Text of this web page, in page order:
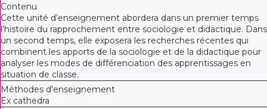
Contenu
Cette unité d’enseignement abordera dans un premier temps
l’histoire du rapprochement entre sociologie et didactique. Dans
un second temps, elle exposera les recherches récentes qui
combinent les apports de la sociologie et de la didactique pour
analyser les modes de différenciation des apprentissages en
situation de classe.
Méthodes d'enseignement
Ex cathedra